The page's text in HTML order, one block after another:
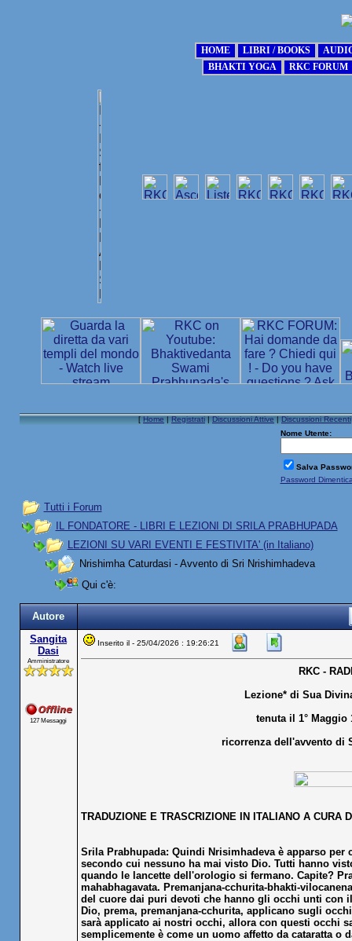
[Home|Registrati|Discussioni Attive|Discussioni Recenti
Nome Utente:
Salva
Password
Tutti i Forum
IL FONDATORE - LIBRI E LEZIONI DI SRILA PRABHUPADA
LEZIONI SU VARI EVENTI E FESTIVITA' (in Italiano)
Nrishimha Caturdasi - Avvento di Sri Nrishimhadeva
Qui c'è:
Autore
Sangita
Dasi
Amministratore
127 Messaggi
Inserito il - 25/04/2026 : 19:26:21
RKC -
Lezione* di Sua
tenuta il 1°
ricorrenza dell'avvento di
TRADUZIONE E TRASCRIZIONE IN ITALIANO A CURA
Srila Prabhupada: Quindi Nrisimhadeva è apparso
secondo cui nessuno ha mai visto Dio. Tutti hanno
quando le lancette dell'orologio si fermano. Capite?
mahabhagavata. Premanjana-cchurita-bhakti-
del cuore dai puri devoti che hanno gli occhi unti con
Dio, prema, premanjana-cchurita, applicano sugli
sarà applicato ai nostri occhi, allora con questi occhi
semplicemente è come un uomo affetto da cataratta o